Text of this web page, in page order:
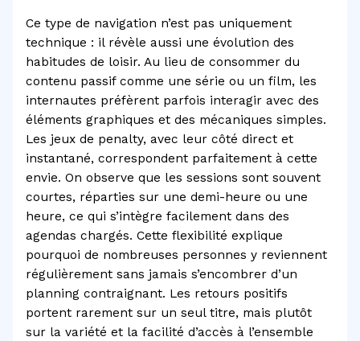
Ce type de navigation n’est pas uniquement
technique : il révèle aussi une évolution des
habitudes de loisir. Au lieu de consommer du
contenu passif comme une série ou un film, les
internautes préfèrent parfois interagir avec des
éléments graphiques et des mécaniques simples.
Les jeux de penalty, avec leur côté direct et
instantané, correspondent parfaitement à cette
envie. On observe que les sessions sont souvent
courtes, réparties sur une demi-heure ou une
heure, ce qui s’intègre facilement dans des
agendas chargés. Cette flexibilité explique
pourquoi de nombreuses personnes y reviennent
régulièrement sans jamais s’encombrer d’un
planning contraignant. Les retours positifs
portent rarement sur un seul titre, mais plutôt
sur la variété et la facilité d’accès à l’ensemble